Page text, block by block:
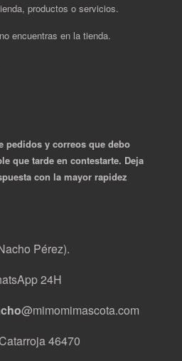
productos o servicios.
encuentras en la tienda.
pedidos y correos que debo
que tarde en contestarte. Deja
con la mayor rapidez
Pérez).
24H
@mimomimascota.com
46470